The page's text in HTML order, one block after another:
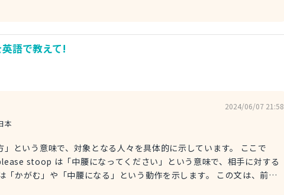
down は「下いっぱいまで押して」という意味で、シャッターボタ
でピントを定めてから全押ししてください。
語で教えて!
本
2024/06/07 21:58
いう意味で、対象となる人々を具体的に示しています。 ここで
stoop は「中腰になってください」という意味で、相手に対する
かがむ」や「中腰になる」という動作を示します。 この文は、前列
ては、写真撮影やイベントなどで